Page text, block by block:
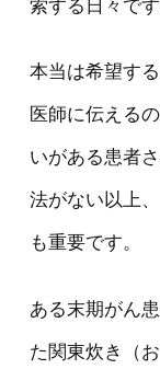
本当は希望す
医師に伝える
いがある患者
法がない以上
も重要です。
ある末期がん
た関東炊き（